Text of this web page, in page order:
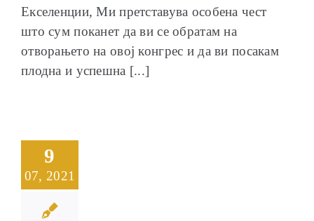
Екселенции, Ми претставува особена чест
што сум поканет да ви се обратам на
отворањето на овој конгрес и да ви посакам
плодна и успешна [...]
9
07, 2021